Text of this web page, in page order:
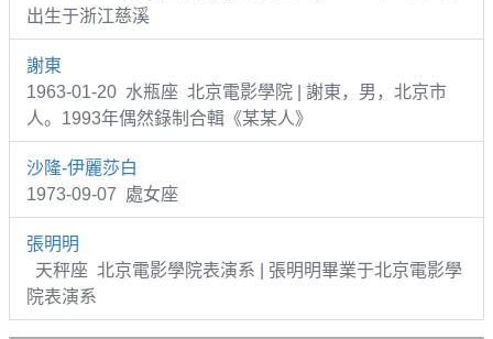
出生于浙江慈溪
謝東
1963-01-20 水瓶座 北京電影學院 | 謝東，男，北京市
人。1993年偶然錄制合輯《某某人》
沙隆-伊麗莎白
1973-09-07 處女座
張明明
天秤座 北京電影學院表演系 | 張明明畢業于北京電影學
院表演系